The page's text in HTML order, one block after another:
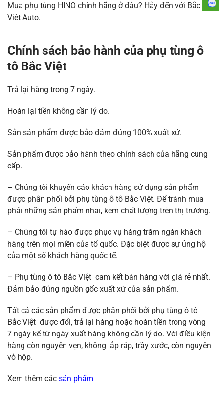
Mua phụ tùng HINO chính hãng ở đâu? Hãy đến với Bắc
Việt Auto.
Chính sách bảo hành của phụ tùng ô
tô Bắc Việt
Trả lại hàng trong 7 ngày.
Hoàn lại tiền không cần lý do.
Sản sản phẩm được bảo đảm đúng 100% xuất xứ.
Sản phẩm được bảo hành theo chính sách của hãng cung
cấp.
– Chúng tôi khuyến cáo khách hàng sử dụng sản phẩm
được phân phối bởi phụ tùng ô tô Bắc Việt. Để tránh mua
phải những sản phẩm nhái, kém chất lượng trên thị trường.
– Chúng tôi tự hào được phục vụ hàng trăm ngàn khách
hàng trên mọi miền của tổ quốc. Đặc biệt được sự ủng hộ
của một số khách hàng quốc tế.
– Phụ tùng ô tô Bắc Việt cam kết bán hàng với giá rẻ nhất.
Đảm bảo đúng nguồn gốc xuất xứ của sản phẩm.
Tất cả các sản phẩm được phân phối bởi phụ tùng ô tô
Bắc Việt được đổi, trả lại hàng hoặc hoàn tiền trong vòng
7 ngày kể từ ngày xuất hàng không cần lý do. Với điều kiện
hàng còn nguyên vẹn, không lắp ráp, trầy xước, còn nguyên
vỏ hộp.
Xem thêm các sản phẩm